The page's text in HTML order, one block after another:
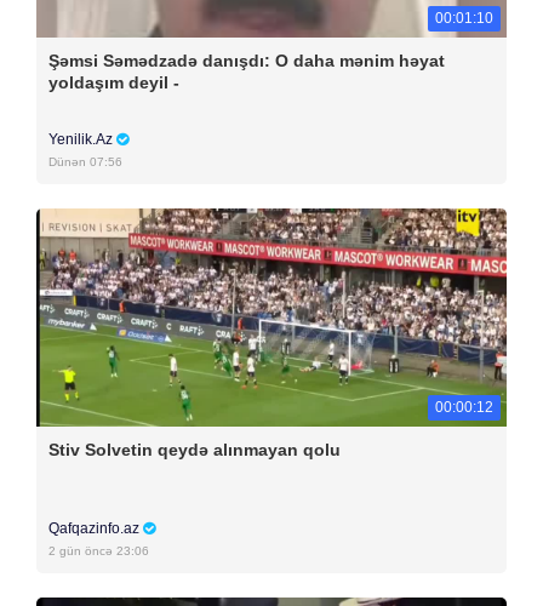
00:01:10
Şəmsi Səmədzadə danışdı: O daha mənim həyat
yoldaşım deyil -
Yenilik.Az
Dünən 07:56
00:00:12
Stiv Solvetin qeydə alınmayan qolu
Qafqazinfo.az
2 gün öncə 23:06